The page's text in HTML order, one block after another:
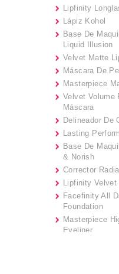
Lipfinity
Lápiz Kohol
Base De
Liquid Illusion
Velvet Matte
Máscara De
Masterpiece
Velvet Volume
Máscara
Delineador De
Lasting
Base De
& Norish
Corrector
Lipfinity Velvet
Facefinity All
Foundation
Masterpiece
Eyeliner